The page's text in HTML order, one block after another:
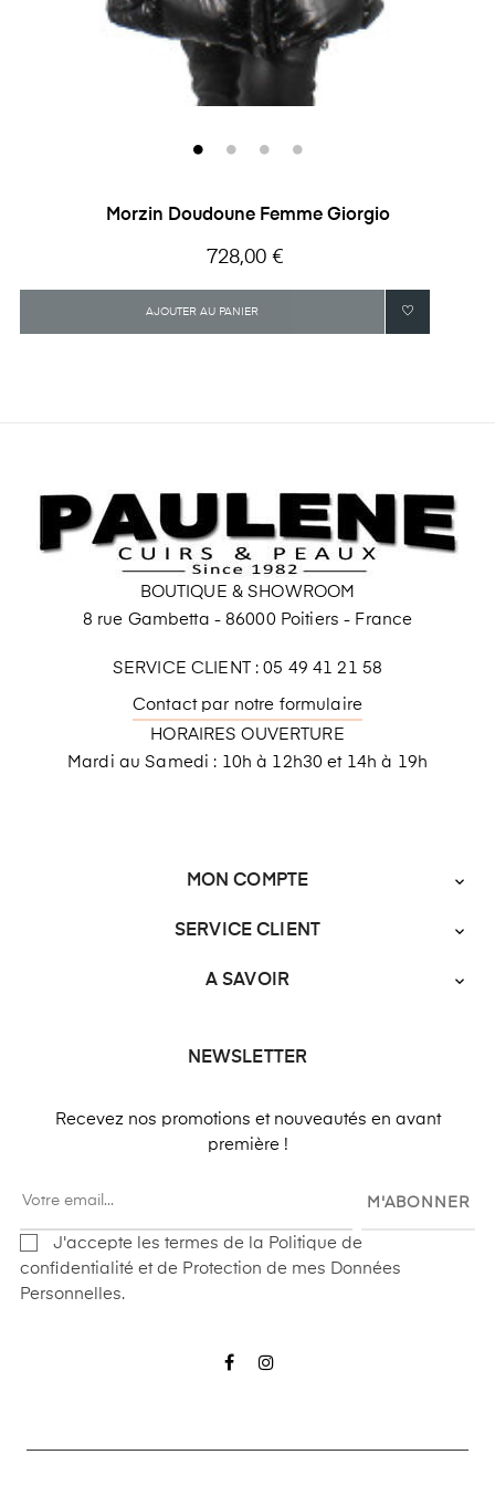
Morzin Doudoune Femme Giorgio
Prix
728,00 €
AJOUTER AU PANIER
BOUTIQUE & SHOWROOM
8 rue Gambetta - 86000 Poitiers - France
SERVICE CLIENT : 05 49 41 21 58
Contact par notre formulaire
HORAIRES OUVERTURE
Mardi au Samedi : 10h à 12h30 et 14h à 19h
MON COMPTE 
SERVICE CLIENT 
A SAVOIR 
NEWSLETTER
Recevez nos promotions et nouveautés en avant
première !
M'ABONNER
J'accepte les termes de la Politique de
confidentialité et de Protection de mes Données
Personnelles.
Facebook